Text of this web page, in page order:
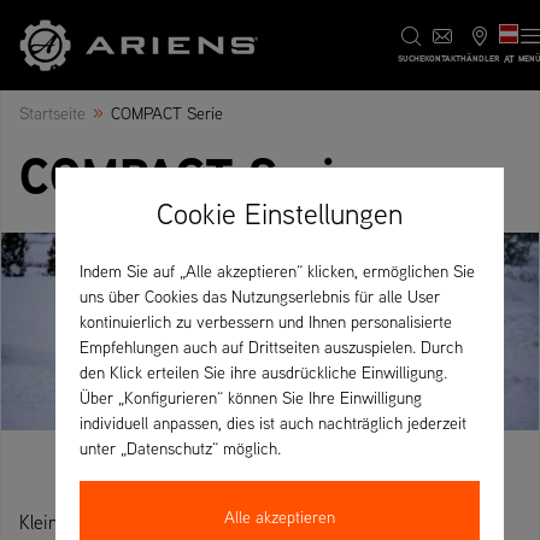
SUCHEKONTAKTHÄNDLER AT MENÜ
Startseite » COMPACT Serie
COMPACT Serie
Klein in der Größe , aber mit viel Power.
Cookie Einstellungen
Indem Sie auf „Alle akzeptieren“ klicken, ermöglichen Sie
uns über Cookies das Nutzungserlebnis für alle User
kontinuierlich zu verbessern und Ihnen personalisierte
Empfehlungen auch auf Drittseiten auszuspielen. Durch
den Klick erteilen Sie ihre ausdrückliche Einwilligung.
Über „Konfigurieren“ können Sie Ihre Einwilligung
individuell anpassen, dies ist auch nachträglich jederzeit
unter „Datenschutz“ möglich.
Alle akzeptieren